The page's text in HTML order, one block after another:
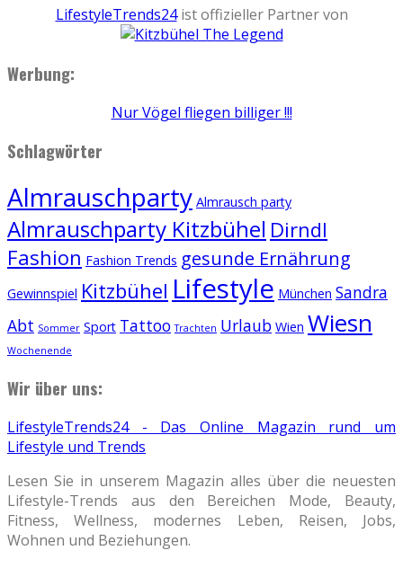
LifestyleTrends24ist offizieller Partner von
Werbung:
Nur Vögel fliegen billiger !!!
Schlagwörter
Almrauschparty Almrausch party
Almrauschparty Kitzbühel Dirndl
Fashion Fashion Trends gesunde Ernährung
Gewinnspiel Kitzbühel Lifestyle München Sandra
Abt Sommer Sport Tattoo Trachten Urlaub Wien Wiesn
Wochenende
Wir über uns:
LifestyleTrends24 - Das Online Magazin rund um
Lifestyle und Trends
Lesen Sie in unserem Magazin alles über die neuesten
Lifestyle-Trends aus den Bereichen Mode, Beauty,
Fitness, Wellness, modernes Leben, Reisen, Jobs,
Wohnen und Beziehungen.